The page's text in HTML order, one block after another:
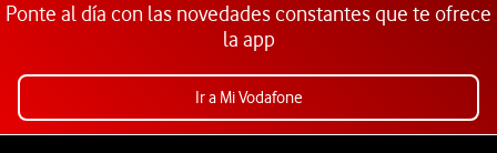
Ponte al día con las novedades constantes que te ofrece
la app
Ir a Mi Vodafone